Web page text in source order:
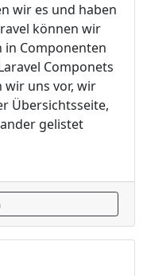
wir es und haben
können wir
in Componenten
Componets
wir uns vor, wir
Übersichtsseite,
gelistet